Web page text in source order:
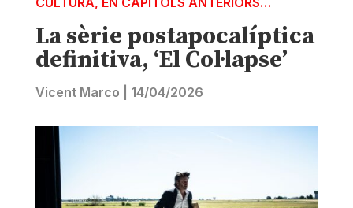
La sèrie postapocalíptica
definitiva, ‘El Col·lapse’
Vicent Marco 14/04/2026